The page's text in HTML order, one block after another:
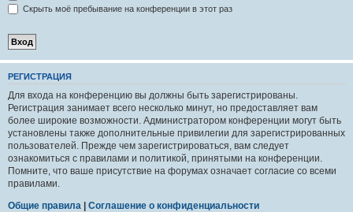
Скрыть моё пребывание на конференции в этот раз
РЕГИСТРАЦИЯ
Для входа на конференцию вы должны быть зарегистрированы.
Регистрация занимает всего несколько минут, но предоставляет вам
более широкие возможности. Администратором конференции могут быть
установлены также дополнительные привилегии для зарегистрированных
пользователей. Прежде чем зарегистрироваться, вам следует
ознакомиться с правилами и политикой, принятыми на конференции.
Помните, что ваше присутствие на форумах означает согласие со всеми
правилами.
Общие правила | Соглашение о конфиденциальности